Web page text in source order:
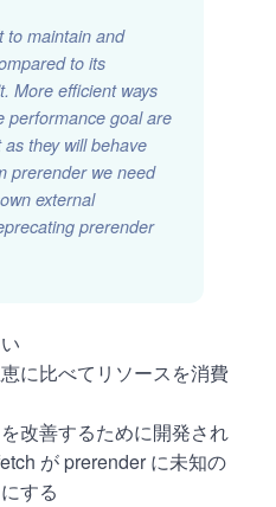
to maintain and
to its
More efficient ways
performance goal are
they will behave
prerender we need
external
prerender
に比べてリソースを消費
改善するために開発され
が prerender に未知の
する